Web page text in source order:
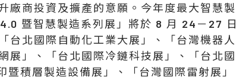
廠商投資及擴產的意願。今年度最大智慧製
暨智慧製造系列展」將於 8 月 24－27 日
台北國際自動化工業大展」、「台灣機器人
展」、「台北國際冷鏈科技展」、「台北國
積層製造設備展」、「台灣國際雷射展」